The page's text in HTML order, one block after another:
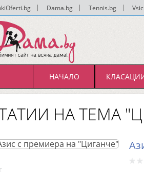
Dama.bg Tennis.bg
НАЧАЛО
НА ТЕМА